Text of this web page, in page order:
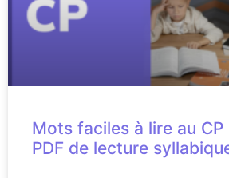
Mots faciles à lire au
PDF de lecture